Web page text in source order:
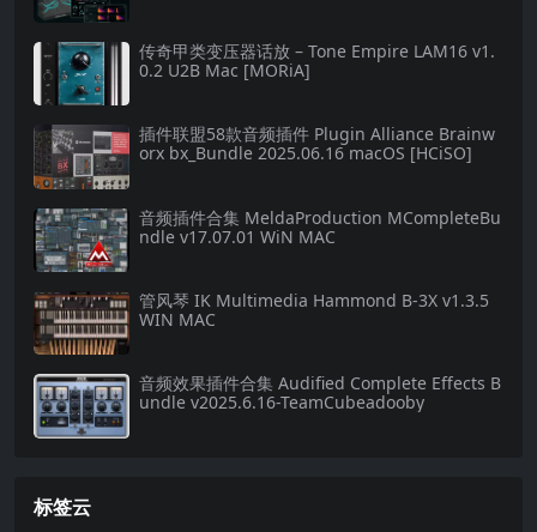
传奇甲类变压器话放 – Tone Empire LAM16 v1.
0.2 U2B Mac [MORiA]
插件联盟58款音频插件 Plugin Alliance Brainw
orx bx_Bundle 2025.06.16 macOS [HCiSO]
音频插件合集 MeldaProduction MCompleteBu
ndle v17.07.01 WiN MAC
管风琴 IK Multimedia Hammond B-3X v1.3.5
WIN MAC
音频效果插件合集 Audified Complete Effects B
undle v2025.6.16-TeamCubeadooby
标签云